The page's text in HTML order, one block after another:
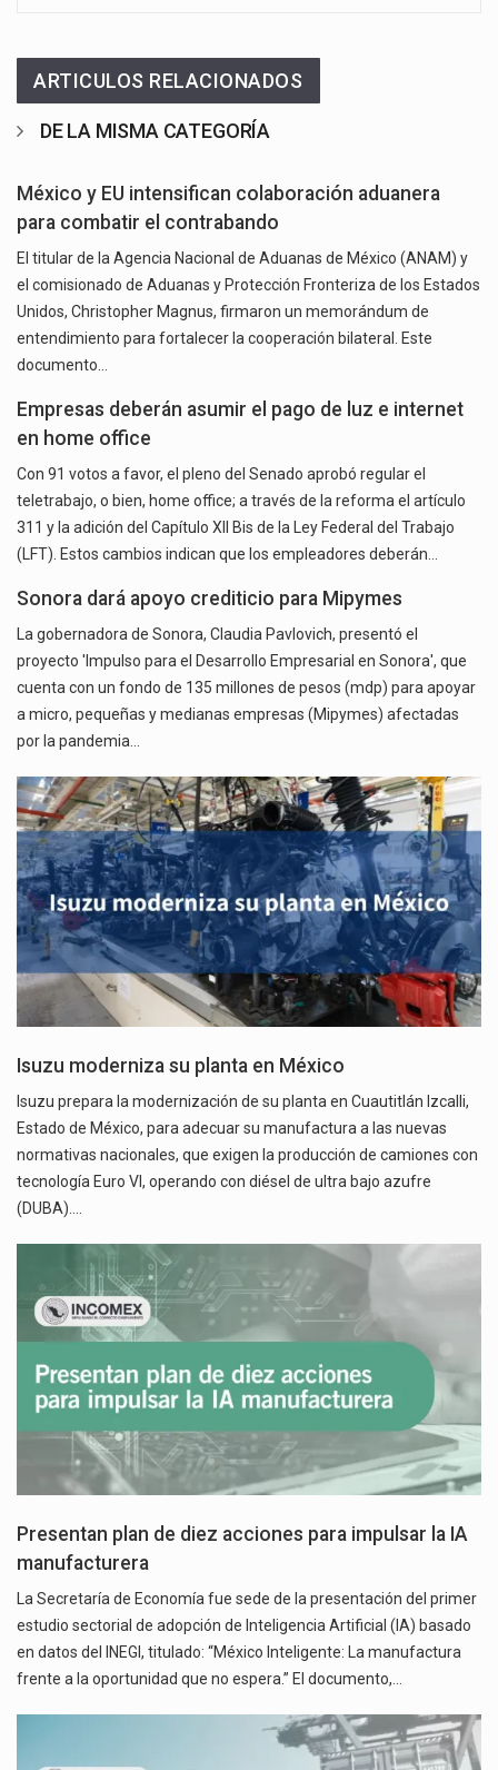
ARTICULOS RELACIONADOS
DE LA MISMA CATEGORÍA
México y EU intensifican colaboración aduanera
para combatir el contrabando
El titular de la Agencia Nacional de Aduanas de México (ANAM) y
el comisionado de Aduanas y Protección Fronteriza de los Estados
Unidos, Christopher Magnus, firmaron un memorándum de
entendimiento para fortalecer la cooperación bilateral. Este
documento…
Empresas deberán asumir el pago de luz e internet
en home office
Con 91 votos a favor, el pleno del Senado aprobó regular el
teletrabajo, o bien, home office; a través de la reforma el artículo
311 y la adición del Capítulo XII Bis de la Ley Federal del Trabajo
(LFT). Estos cambios indican que los empleadores deberán…
Sonora dará apoyo crediticio para Mipymes
La gobernadora de Sonora, Claudia Pavlovich, presentó el
proyecto 'Impulso para el Desarrollo Empresarial en Sonora', que
cuenta con un fondo de 135 millones de pesos (mdp) para apoyar
a micro, pequeñas y medianas empresas (Mipymes) afectadas
por la pandemia…
Isuzu moderniza su planta en México
Isuzu prepara la modernización de su planta en Cuautitlán Izcalli,
Estado de México, para adecuar su manufactura a las nuevas
normativas nacionales, que exigen la producción de camiones con
tecnología Euro VI, operando con diésel de ultra bajo azufre
(DUBA).…
Presentan plan de diez acciones para impulsar la IA
manufacturera
La Secretaría de Economía fue sede de la presentación del primer
estudio sectorial de adopción de Inteligencia Artificial (IA) basado
en datos del INEGI, titulado: “México Inteligente: La manufactura
frente a la oportunidad que no espera.” El documento,…